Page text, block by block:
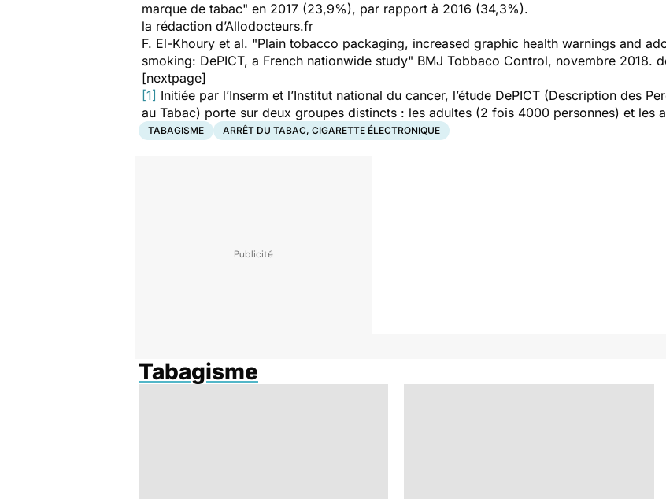
marque de tabac" en 2017 (23,9%), par rapport à 2016 (34,3%).
la rédaction d’Allodocteurs.fr
F. El-Khoury et al. "Plain tobacco packaging, increased graphic health warnings and
smoking: DePICT, a French nationwide study" BMJ Tobbaco Control, novembre 2018.
[nextpage]
[1] Initiée par l’Inserm et l’Institut national du cancer, l’étude DePICT (Description des
au Tabac) porte sur deux groupes distincts : les adultes (2 fois 4000 personnes) et les
TABAGISME ARRÊT DU TABAC, CIGARETTE ÉLECTRONIQUE
Tabagisme